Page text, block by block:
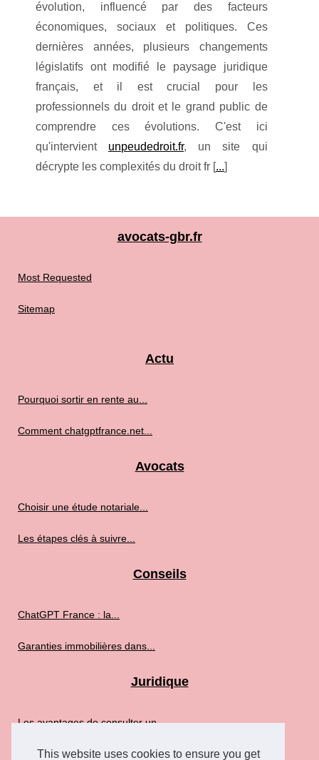
This website uses cookies to ensure you get
évolution, influencé par des facteurs
économiques, sociaux et politiques. Ces
dernières années, plusieurs changements
législatifs ont modifié le paysage juridique
français, et il est crucial pour les
professionnels du droit et le grand public de
comprendre ces évolutions. C'est ici
qu'intervient unpeudedroit.fr, un site qui
décrypte les complexités du droit fr [...]
avocats-gbr.fr
Most Requested
Sitemap
Actu
Pourquoi sortir en rente au...
Comment chatgptfrance.net...
Avocats
Choisir une étude notariale...
Les étapes clés à suivre...
Conseils
ChatGPT France : la...
Garanties immobilières dans...
Juridique
Les avantages de consulter un...
Bénéficiez de conseils...